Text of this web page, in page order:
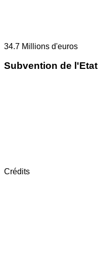
34.7 Millions d'euros
Subvention de l'Etat
Crédits